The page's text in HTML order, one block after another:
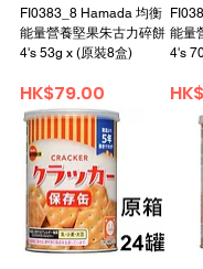
FI0383_8 Hamada 均衡
能量營養堅果朱古力碎餅
4's 53g x (原裝8盒)
Price
HK$79.00
能量
4's